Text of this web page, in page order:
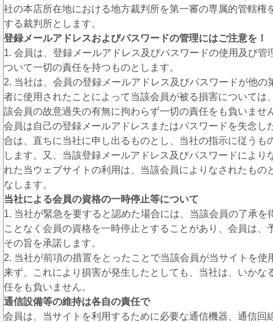
社の本店所在地における地方裁判所を第一審の専属的管轄権
する裁判所とします。
登録メールアドレスおよびパスワードの管理にはご注意を！
1. 会員は、登録メールアドレス及びパスワードの使用及び管
ついて一切の責任を持つものとします。
2. 当社は、会員の登録メールアドレス及びパスワードが他の
者に使用されたことによって当該会員が被る損害については
該会員の故意過失の有無に拘わらず一切の責任をも負いませ
会員は自己の登録メールアドレスまたはパスワードを失念し
合は、直ちに当社に申し出るものとし、当社の指示に従うも
します。又、当該登録メールアドレス及びパスワードにより
れた当ウェブサイトの利用は、当該会員によりなされたもの
なします。
当社による会員の資格の一時停止等について
1. 当社が緊急を要すると認めた場合には、当該会員の了承を
ことなく会員の資格を一時停止とすることがあり、会員は、
その旨を承諾します。
2. 当社が前項の措置をとったことで当該会員が当サイトを使
来ず、これにより損害が発生したとしても、当社は、いかな
任をも負いません。
通信設備等の維持は各自の責任で
会員は、当サイトを利用するために必要な通信機器、通信回